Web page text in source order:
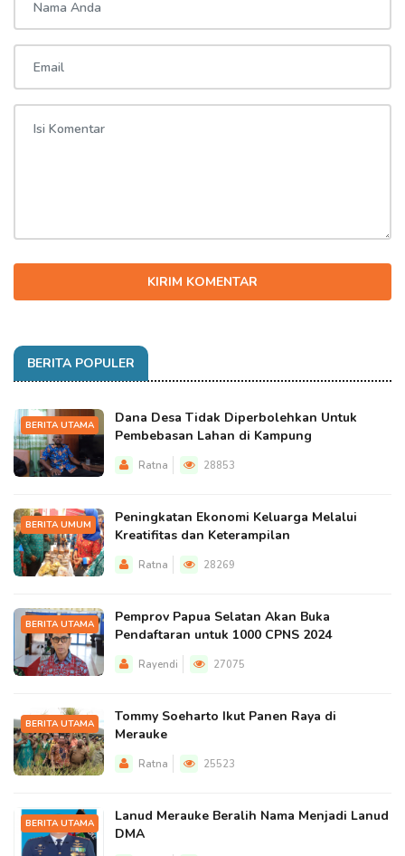
KIRIM KOMENTAR
BERITA POPULER
BERITA UTAMA
Dana Desa Tidak Diperbolehkan Untuk
Pembebasan Lahan di Kampung
Ratna 28853
BERITA UMUM
Peningkatan Ekonomi Keluarga Melalui
Kreatifitas dan Keterampilan
Ratna 28269
BERITA UTAMA
Pemprov Papua Selatan Akan Buka
Pendaftaran untuk 1000 CPNS 2024
Rayendi 27075
BERITA UTAMA
Tommy Soeharto Ikut Panen Raya di
Merauke
Ratna 25523
BERITA UTAMA
Lanud Merauke Beralih Nama Menjadi Lanud
DMA